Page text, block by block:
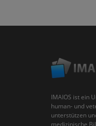
IMAIOS ist ein
human- und
unterstützen